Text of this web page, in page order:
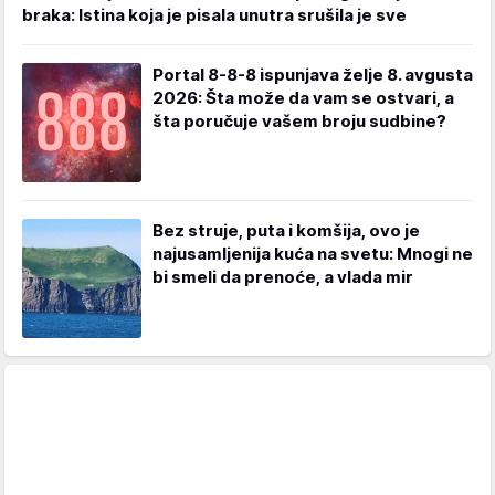
braka: Istina koja je pisala unutra srušila je sve
Portal 8-8-8 ispunjava želje 8. avgusta
2026: Šta može da vam se ostvari, a
šta poručuje vašem broju sudbine?
Bez struje, puta i komšija, ovo je
najusamljenija kuća na svetu: Mnogi ne
bi smeli da prenoće, a vlada mir